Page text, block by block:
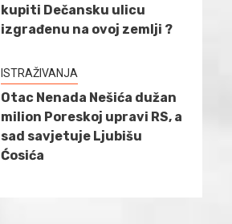
kupiti Dečansku ulicu
izgrađenu na ovoj zemlji ?
ISTRAŽIVANJA
Otac Nenada Nešića dužan
milion Poreskoj upravi RS, a
sad savjetuje Ljubišu
Ćosića